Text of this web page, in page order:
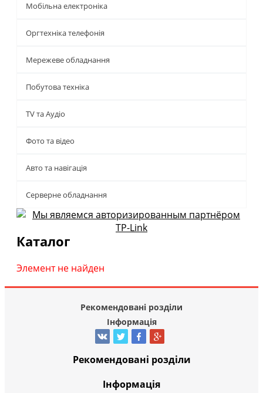
Мобільна електроніка
Оргтехніка телефонія
Мережеве обладнання
Побутова техніка
TV та Аудіо
Фото та відео
Авто та навігація
Серверне обладнання
Каталог
Элемент не найден
Рекомендовані розділи
Інформація
Рекомендовані розділи
Інформація